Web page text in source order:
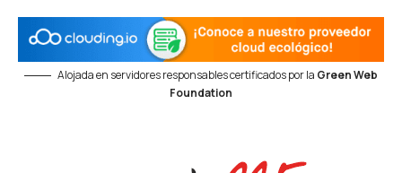
Alojada en servidores responsables certificados por la Green Web
Foundation